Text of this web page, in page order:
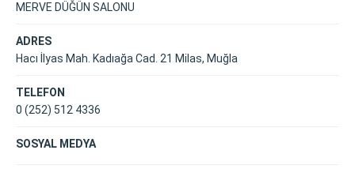
MERVE DÜĞÜN SALONU
ADRES
Hacı İlyas Mah. Kadıağa Cad. 21 Milas, Muğla
TELEFON
0 (252) 512 4336
SOSYAL MEDYA